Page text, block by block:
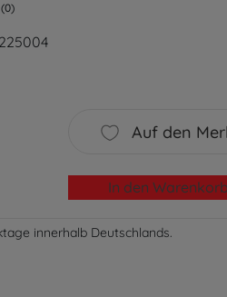
(0)
Auf den
In den Warenkorb
innerhalb Deutschlands.